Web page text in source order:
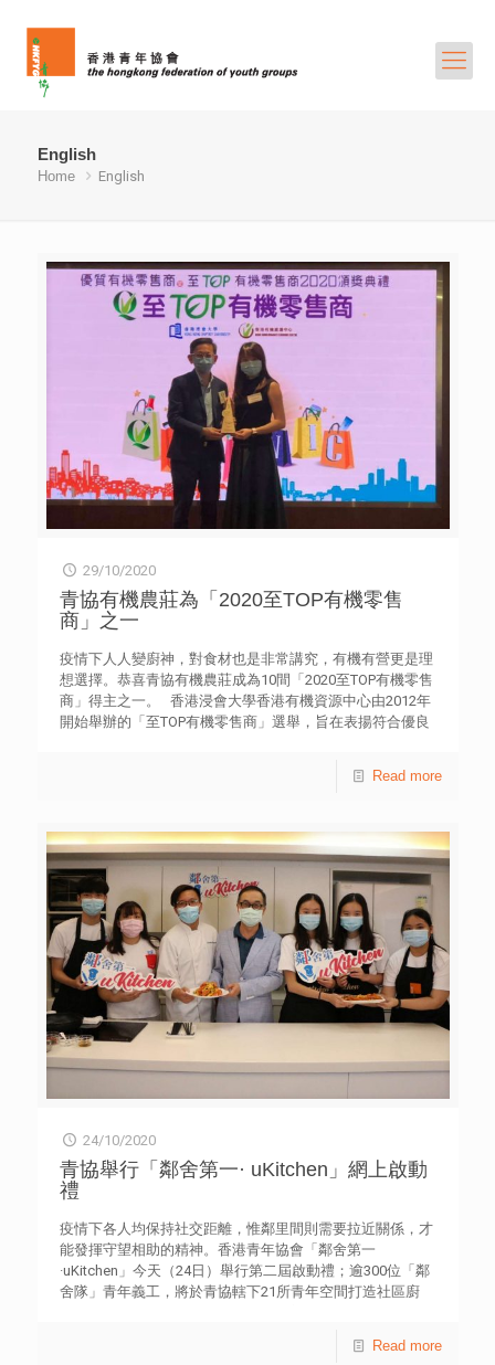
English
Home English
29/10/2020
青協有機農莊為「2020至TOP有機零售
商」之一
疫情下人人變廚神，對食材也是非常講究，有機有營更是理
想選擇。恭喜青協有機農莊成為10間「2020至TOP有機零售
商」得主之一。 香港浸會大學香港有機資源中心由2012年
開始舉辦的「至TOP有機零售商」選舉，旨在表揚符合優良
Read more
24/10/2020
青協舉行「鄰舍第一· uKitchen」網上啟動
禮
疫情下各人均保持社交距離，惟鄰里間則需要拉近關係，才
能發揮守望相助的精神。香港青年協會「鄰舍第一
·uKitchen」今天（24日）舉行第二屆啟動禮；逾300位「鄰
舍隊」青年義工，將於青協轄下21所青年空間打造社區廚
鄰舍情。 在網上啟動禮，「鄰舍隊」青年義工在專業廚師
Read more